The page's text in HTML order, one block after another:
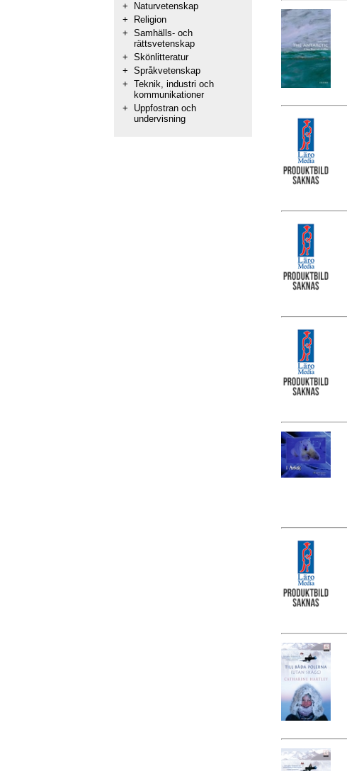
+
Naturvetenskap
+
Religion
+ Samhälls- och
rättsvetenskap
+ Skönlitteratur
+ Språkvetenskap
+ Teknik, industri och
kommunikationer
+
Uppfostran och
undervisning